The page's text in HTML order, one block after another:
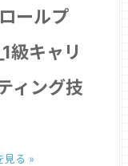
ールプ
級キャリ
ィング技
見る »